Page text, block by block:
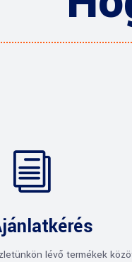
i
lévő termékek